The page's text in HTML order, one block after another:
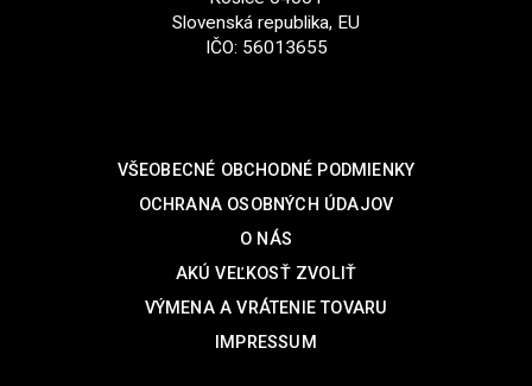
Slovenská republika, EU
IČO: 56013655
VŠEOBECNÉ OBCHODNÉ PODMIENKY
OCHRANA OSOBNÝCH ÚDAJOV
O NÁS
AKÚ VEĽKOSŤ ZVOLIŤ
VÝMENA A VRÁTENIE TOVARU
IMPRESSUM